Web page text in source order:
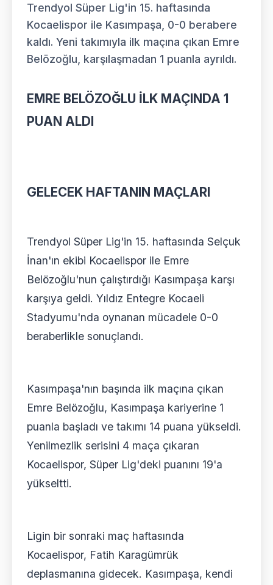
Trendyol Süper Lig'in 15. haftasında
Kocaelispor ile Kasımpaşa, 0-0 berabere
kaldı. Yeni takımıyla ilk maçına çıkan Emre
Belözoğlu, karşılaşmadan 1 puanla ayrıldı.
EMRE BELÖZOĞLU İLK MAÇINDA 1
PUAN ALDI
GELECEK HAFTANIN MAÇLARI
Trendyol Süper Lig'in 15. haftasında Selçuk
İnan'ın ekibi Kocaelispor ile Emre
Belözoğlu'nun çalıştırdığı Kasımpaşa karşı
karşıya geldi. Yıldız Entegre Kocaeli
Stadyumu'nda oynanan mücadele 0-0
beraberlikle sonuçlandı.
Kasımpaşa'nın başında ilk maçına çıkan
Emre Belözoğlu, Kasımpaşa kariyerine 1
puanla başladı ve takımı 14 puana yükseldi.
Yenilmezlik serisini 4 maça çıkaran
Kocaelispor, Süper Lig'deki puanını 19'a
yükseltti.
Ligin bir sonraki maç haftasında
Kocaelispor, Fatih Karagümrük
deplasmanına gidecek. Kasımpaşa, kendi